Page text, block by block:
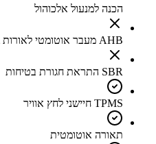
הכנה למנעול אלכוהול
AHB מעבר אוטומטי לאורות גבוהים
SBR התראת חגורת בטיחות
TPMS חיישני לחץ אוויר
תאורה אוטומטית